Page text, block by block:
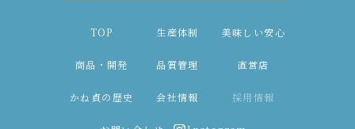
TOP 生産体制 美味しい安心
商品・開発 品質管理 直営店
かね貞の歴史 会社情報 採用情報